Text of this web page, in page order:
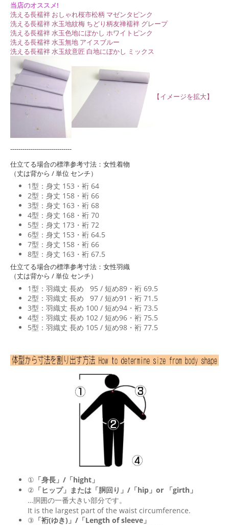
当店のオススメ!
洗える長襦袢 おしゃれ桜市松柄 マゼンタピンク
洗える長襦袢 水玉地紋梅 ちどり柄友禅襦袢 グレープ
洗える長襦袢 水玉色地にぼかし ホワイトピンク
洗える長襦袢 水玉無地 アイスブルー
洗える長襦袢 水玉紋意匠 白地にぼかし ミックス
【イメージを拡大】
------------------------------
仕立てる場合の標準参考寸法：女性着物
（丈は背から / 単位 センチ）
1型：身丈 153・裄 64
2型：身丈 158・裄 66
3型：身丈 163・裄 68
4型：身丈 168・裄 70
5型：身丈 173・裄 72
6型：身丈 153・裄 64.5
7型：身丈 158・裄 66
8型：身丈 163・裄 67.5
仕立てる場合の標準参考寸法：女性羽織
（丈は背から / 単位 センチ）
1型：羽織丈 長め 95 / 短め89・裄 69.5
2型：羽織丈 長め 97 / 短め91・裄 71.5
3型：羽織丈 長め 100 / 短め94・裄 73.5
4型：羽織丈 長め 102 / 短め96・裄 75.5
5型：羽織丈 長め 105 / 短め98・裄 77.5
① 「身長」/「hight」
② 「ヒップ」または「胴回り」/「hip 」or 「girth 」
…胴囲の一番大きい部分です。
It is the largest part of the waist circumference.
③ 「裄(ゆき)」/「Length of sleeve」